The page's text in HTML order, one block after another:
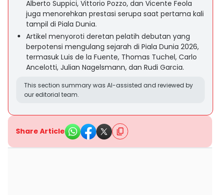
Alberto Suppici, Vittorio Pozzo, dan Vicente Feola
juga menorehkan prestasi serupa saat pertama kali
tampil di Piala Dunia.
Artikel menyoroti deretan pelatih debutan yang
berpotensi mengulang sejarah di Piala Dunia 2026,
termasuk Luis de la Fuente, Thomas Tuchel, Carlo
Ancelotti, Julian Nagelsmann, dan Rudi Garcia.
This section summary was AI-assisted and reviewed by
our editorial team.
Share Article